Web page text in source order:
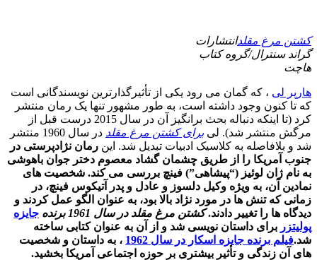
کشتن مرغ مقلدانتشارات
گراند سنترال/گروه کتاب
هاچت
هارپر لی ، که گمان می رود یکی از تأثیرگذارترین نویسندگانی است
که تا کنون وجود داشته است، به طور مشهور تنها یک رمان منتشر
کرد (تا اینکه دنباله بحث برانگیز آن در سال 2015 درست قبل از
مرگش منتشر شد). لیبرای کشتن مرغ مقلد
در سال 1960 منتشر
شد و بلافاصله به کلاسیک ادبیات تبدیل شد. این رمان نژادپرستی در
جنوب آمریکا را از طریق چشمان گشاد معصوم دختر جوان باهوشی
به نام ژان لوئیز (“پیشاهی”) فینچ بررسی می کند. شخصیت های
نمادین آن، به ویژه وکیل دلسوز و عادل و پدر آتیکوس فینچ، در
زمانی که تنش ها در مورد نژاد بالا بود، به عنوان الگو عمل کردند و
دیدگاه ها را تغییر دادند. کشتن مرغ مقلد در سال 1961 برنده
جایزه
پولیتزر برای داستان نویسی شد و از آن به عنوان کتابی ساخته
شد.فیلم برنده جایزه اسکار در سال 1962
، به داستان و شخصیت
های آن زندگی و تأثیر بیشتری بر حوزه اجتماعی آمریکا بخشید.